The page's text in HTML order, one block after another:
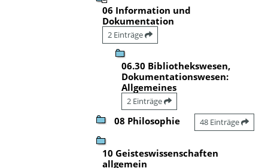
06 Information und
Dokumentation
2 Einträge
06.30 Bibliothekswesen,
Dokumentationswesen:
Allgemeines
2 Einträge
08 Philosophie 48 Einträge
10 Geisteswissenschaften
allgemein